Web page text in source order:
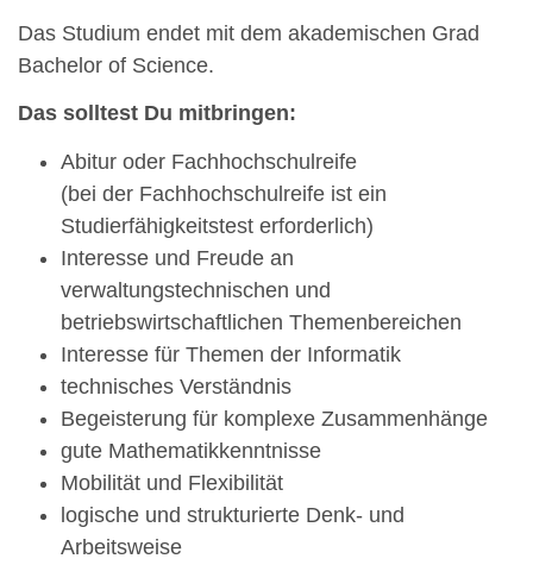
Das Studium endet mit dem akademischen Grad
Bachelor of Science.
Das solltest Du mitbringen:
Abitur oder Fachhochschulreife
(bei der Fachhochschulreife ist ein
Studierfähigkeitstest erforderlich)
Interesse und Freude an
verwaltungstechnischen und
betriebswirtschaftlichen Themenbereichen
Interesse für Themen der Informatik
technisches Verständnis
Begeisterung für komplexe Zusammenhänge
gute Mathematikkenntnisse
Mobilität und Flexibilität
logische und strukturierte Denk- und
Arbeitsweise